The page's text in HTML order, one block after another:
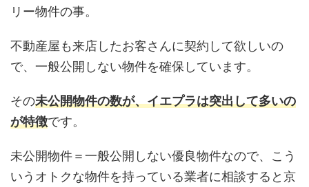
リー物件の事。
不動産屋も来店したお客さんに契約して欲しいの
で、一般公開しない物件を確保しています。
その未公開物件の数が、イエプラは突出して多いの
が特徴です。
未公開物件＝一般公開しない優良物件なので、こう
いうオトクな物件を持っている業者に相談すると京